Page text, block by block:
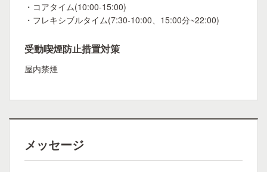
・コアタイム(10:00-15:00)
・フレキシブルタイム(7:30-10:00、15:00分~22:00)
受動喫煙防止措置対策
屋内禁煙
メッセージ